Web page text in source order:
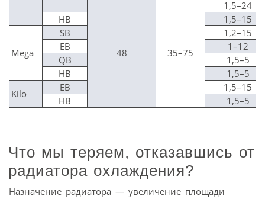
48 35–75
1,5–24
HB
1,5–15
Mega
SB
1,2–15
EB
1–12
QB
1,5–5
HB
1,5–5
Kilo
EB
1,5–15
HB
1,5–5
Что мы теряем, отказавшись от
радиатора охлаждения?
Назначение радиатора — увеличение площади